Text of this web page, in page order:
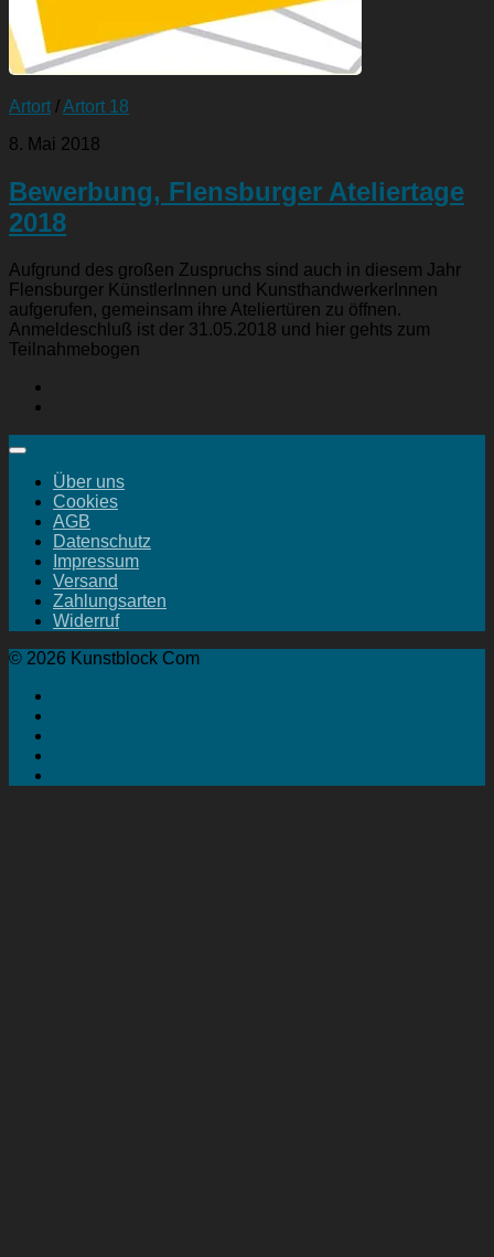
Artort /Artort 18
8. Mai 2018
Bewerbung, Flensburger Ateliertage
2018
Aufgrund des großen Zuspruchs sind auch in diesem Jahr
Flensburger KünstlerInnen und KunsthandwerkerInnen
aufgerufen, gemeinsam ihre Ateliertüren zu öffnen.
Anmeldeschluß ist der 31.05.2018 und hier gehts zum
Teilnahmebogen
Über uns
Cookies
AGB
Datenschutz
Impressum
Versand
Zahlungsarten
Widerruf
© 2026 Kunstblock Com